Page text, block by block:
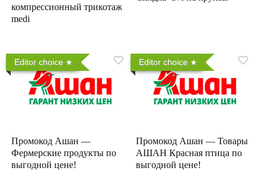
компрессионный трикотаж
medi
Editor choice
Промокод Ашан —
Фермерские продукты по
выгодной цене!
Editor choice
Промокод Ашан — Товары
АШАН Красная птица по
выгодной цене!